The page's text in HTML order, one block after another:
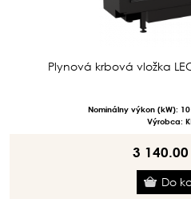
Plynová krbová vložka
Nominálny výkon (kW):
Výrobca:
3